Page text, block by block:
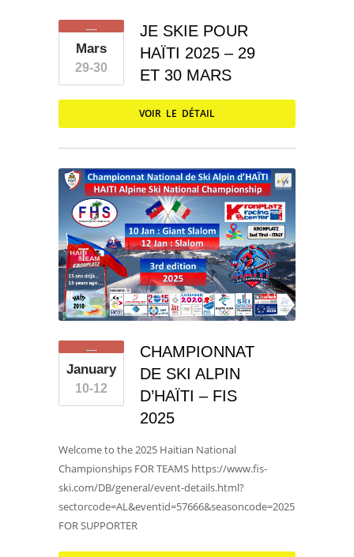
Mars
29-30
JE SKIE POUR
HAÏTI 2025 – 29
ET 30 MARS
VOIR LE DÉTAIL
January
10-12
CHAMPIONNAT
DE SKI ALPIN
D’HAÏTI – FIS
2025
Welcome to the 2025 Haitian National
Championships FOR TEAMS https://www.fis-
ski.com/DB/general/event-details.html?
sectorcode=AL&eventid=57666&seasoncode=2025
FOR SUPPORTER